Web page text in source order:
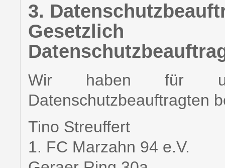
3.
Gesetzlich
Wir haben für
Datenschutzbeauftragten
Tino Streuffert
1. FC Marzahn 94 e.V.